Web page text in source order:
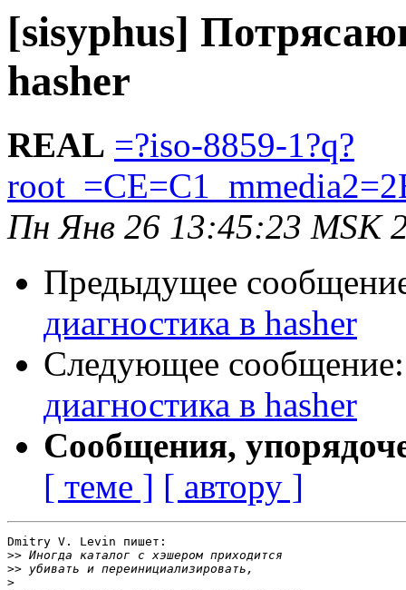
[sisyphus]
hasher
REAL =?iso-8859-1?q?
Пн Янв 26 13:45:23 MSK
Предыдущее
диагностика в hasher
Следующее
диагностика в hasher
Сообщения,
[ теме ] [ автору ]
Dmitry V. Levin пишет:
>>
>>
>